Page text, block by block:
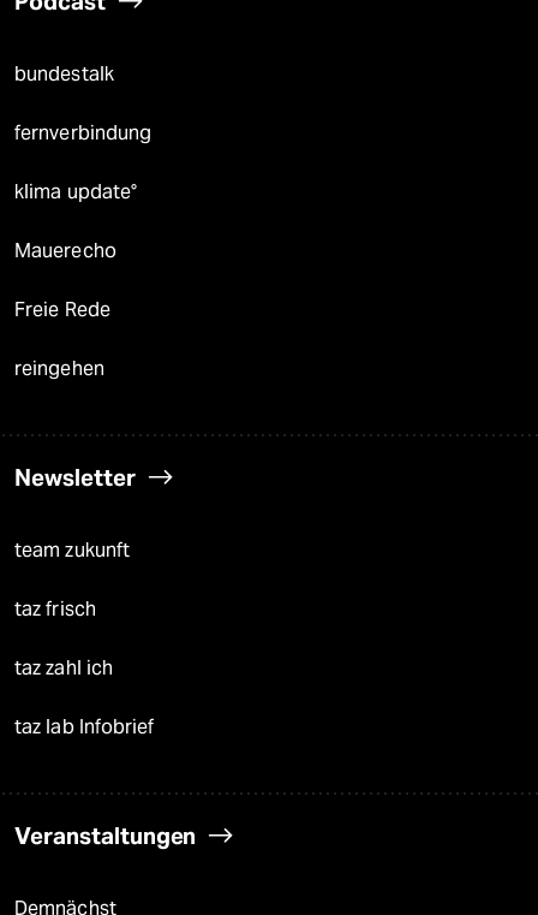
bundestalk
fernverbindung
klima update°
Mauerecho
Freie Rede
reingehen
Newsletter
team zukunft
taz frisch
taz zahl ich
taz lab Infobrief
Veranstaltungen
Demnächst